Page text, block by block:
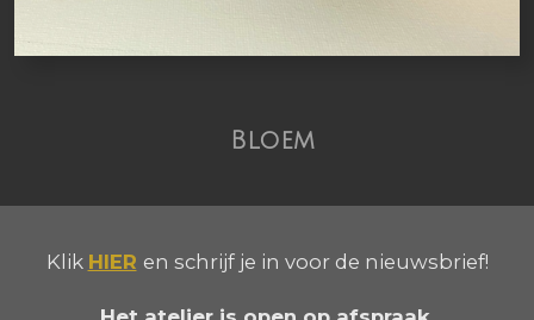
Bloem
Klik HIER en schrijf je in voor de nieuwsbrief!